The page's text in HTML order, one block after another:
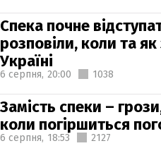
Спека почне
розповіли, коли та
Україні
6 серпня, 20:00 1038
Замість спеки –
коли погіршиться
6 серпня, 18:53 2127